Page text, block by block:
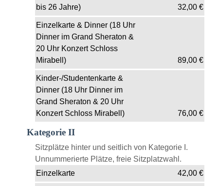
bis 26 Jahre)
32,00€
Einzelkarte & Dinner (18 Uhr
Dinner im Grand Sheraton &
20 Uhr Konzert Schloss
Mirabell)
89,00€
Kinder-/Studentenkarte &
Dinner (18 Uhr Dinner im
Grand Sheraton & 20 Uhr
Konzert Schloss Mirabell)
76,00€
Kategorie II
Sitzplätze hinter und seitlich von Kategorie I.
Unnummerierte Plätze, freie Sitzplatzwahl.
Einzelkarte
42,00€